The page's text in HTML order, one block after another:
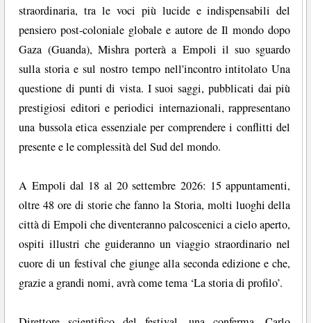
straordinaria, tra le voci più lucide e indispensabili del
pensiero post-coloniale globale e autore de Il mondo dopo
Gaza (Guanda), Mishra porterà a Empoli il suo sguardo
sulla storia e sul nostro tempo nell'incontro intitolato Una
questione di punti di vista. I suoi saggi, pubblicati dai più
prestigiosi editori e periodici internazionali, rappresentano
una bussola etica essenziale per comprendere i conflitti del
presente e le complessità del Sud del mondo.
A Empoli dal 18 al 20 settembre 2026: 15 appuntamenti,
oltre 48 ore di storie che fanno la Storia, molti luoghi della
città di Empoli che diventeranno palcoscenici a cielo aperto,
ospiti illustri che guideranno un viaggio straordinario nel
cuore di un festival che giunge alla seconda edizione e che,
grazie a grandi nomi, avrà come tema ‘La storia di profilo’.